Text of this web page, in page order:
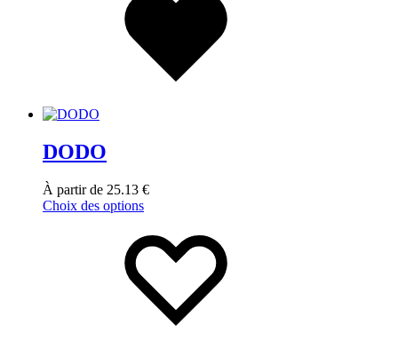
DODO
À partir de 25.13 €
Choix des options